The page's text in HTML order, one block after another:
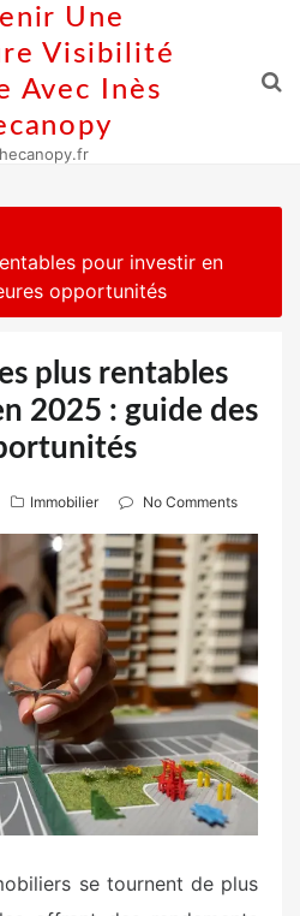
Une
Visibilité
Avec Inès
pour investir en
opportunités
plus rentables
2025 : guide des
Immobilier No Comments
se tournent de plus